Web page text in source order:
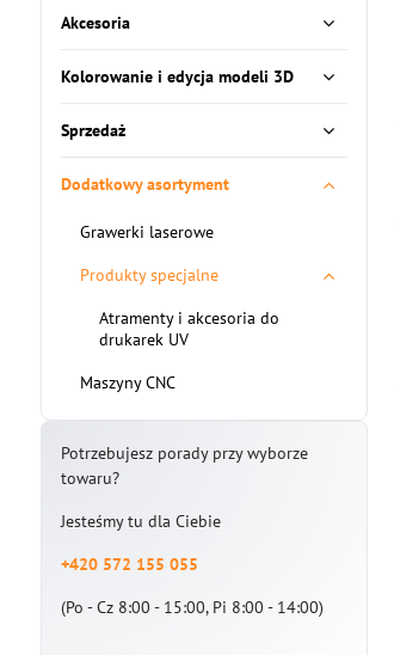
Akcesoria
Kolorowanie i edycja modeli 3D
Sprzedaż
Dodatkowy asortyment
Grawerki laserowe
Produkty specjalne
Atramenty i akcesoria do
drukarek UV
Maszyny CNC
Potrzebujesz porady przy wyborze
towaru?
Jesteśmy tu dla Ciebie
+420 572 155 055
(Po - Cz 8:00 - 15:00, Pi 8:00 - 14:00)